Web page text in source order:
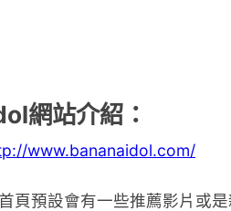
網站介紹：
www.bananaidol.com/
頁預設會有一些推薦影片或